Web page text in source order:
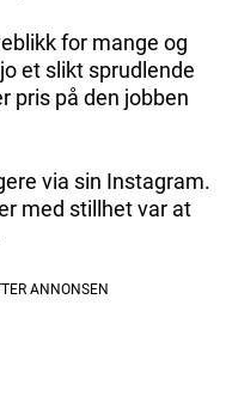
for mange og
et slikt sprudlende
pris på den jobben
via sin Instagram.
med stillhet var at